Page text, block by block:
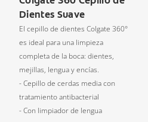
Dientes Suave
El cepillo de dientes Colgate 360°
es ideal para una limpieza
completa de la boca: dientes,
mejillas, lengua y encías.
- Cepillo de cerdas media con
tratamiento antibacterial
- Con limpiador de lengua